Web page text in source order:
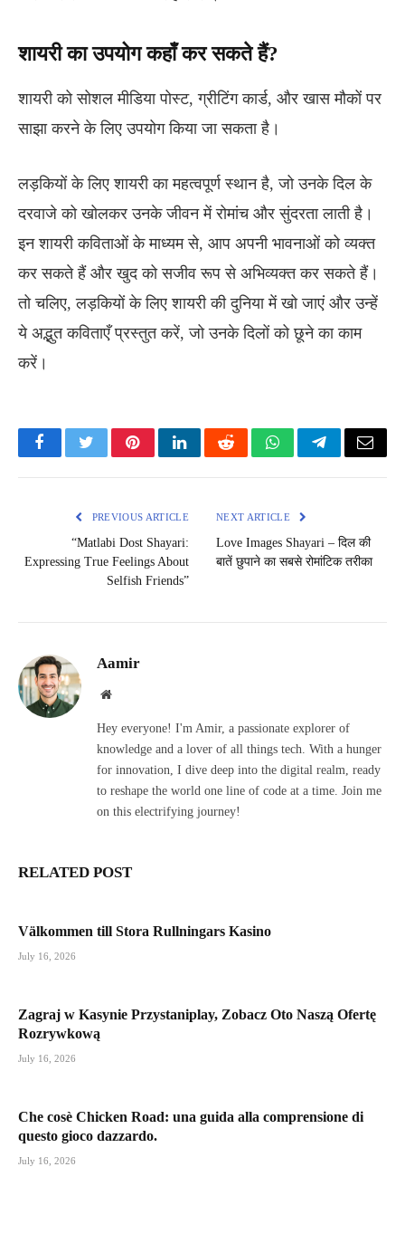
शायरी का उपयोग कहाँ कर सकते हैं?
शायरी को सोशल मीडिया पोस्ट, ग्रीटिंग कार्ड, और खास मौकों पर
साझा करने के लिए उपयोग किया जा सकता है।
लड़कियों के लिए शायरी का महत्वपूर्ण स्थान है, जो उनके दिल के
दरवाजे को खोलकर उनके जीवन में रोमांच और सुंदरता लाती है।
इन शायरी कविताओं के माध्यम से, आप अपनी भावनाओं को व्यक्त
कर सकते हैं और खुद को सजीव रूप से अभिव्यक्त कर सकते हैं।
तो चलिए, लड़कियों के लिए शायरी की दुनिया में खो जाएं और उन्हें
ये अद्भुत कविताएँ प्रस्तुत करें, जो उनके दिलों को छूने का काम
करें।
FacebookTwitterPinterestLinkedInRedditWhatsAppTelegramEmail
PREVIOUS ARTICLE
“Matlabi Dost Shayari:
Expressing True Feelings About
Selfish Friends”
NEXT ARTICLE
Love Images Shayari – दिल की
बातें छुपाने का सबसे रोमांटिक तरीका
Aamir
Website
Hey everyone! I'm Amir, a passionate explorer of
knowledge and a lover of all things tech. With a hunger
for innovation, I dive deep into the digital realm, ready
to reshape the world one line of code at a time. Join me
on this electrifying journey!
RELATED POST
Välkommen till Stora Rullningars Kasino
July 16, 2026
Zagraj w Kasynie Przystaniplay, Zobacz Oto Naszą Ofertę
Rozrywkową
July 16, 2026
Che cosè Chicken Road: una guida alla comprensione di
questo gioco dazzardo.
July 16, 2026